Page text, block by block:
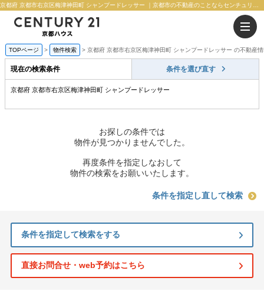
TOPページ 物件検索 京都府 京都市右京区梅津神田町 シャンプードレッサー の不動産
現在の検索条件 条件を選び直す
京都府 京都市右京区梅津神田町 シャンプードレッサー
お探しの条件では
物件が見つかりませんでした。
再度条件を指定しなおして
物件の検索をお願いいたします。
条件を指定し直して検索
条件を指定して検索をする
直接お問合せ・web予約はこちら